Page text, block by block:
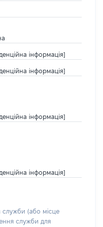
інформація]
інформація]
інформація]
інформація]
служби (або місце
служби для